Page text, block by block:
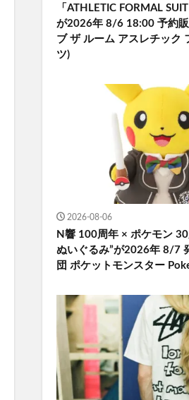
「ATHLETIC FORMAL
が2026年 8/6 18:00 予約販
ブ ザ ルーム アスレチック
ツ)
2026-08-06
N響 100周年 × ポケモン
ぬいぐるみ”が2026年 8/7
団 ポケットモンスター